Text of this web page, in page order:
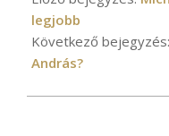
28
legjobb
Következő bejegyzés:
András?